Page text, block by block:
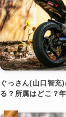
ぐっさん(山口智充
る？所属はどこ？